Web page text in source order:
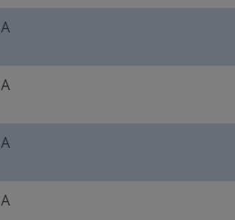
A
A
A
A